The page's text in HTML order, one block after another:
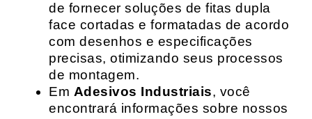
de fornecer soluções de fitas dupla
face cortadas e formatadas de acordo
com desenhos e especificações
precisas, otimizando seus processos
de montagem.
Em Adesivos Industriais, você
encontrará informações sobre nossos